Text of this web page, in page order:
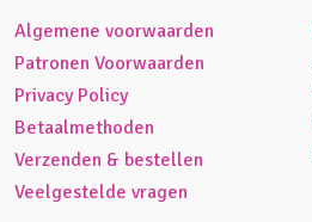
Algemene voorwaarden
Patronen Voorwaarden
Privacy Policy
Betaalmethoden
Verzenden & bestellen
Veelgestelde vragen